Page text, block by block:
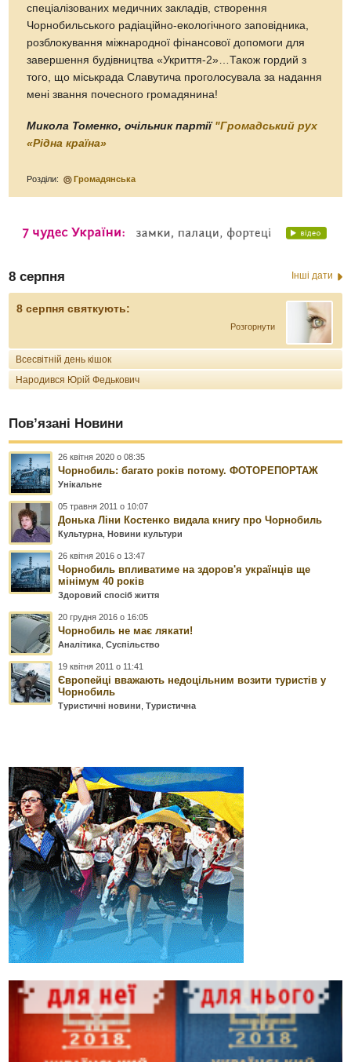
спеціалізованих медичних закладів, створення
Чорнобильського радіаційно-екологічного заповідника,
розблокування міжнародної фінансової допомоги для
завершення будівництва «Укриття-2»…Також гордий з
того, що міськрада Славутича проголосувала за надання
мені звання почесного громадянина!
Микола Томенко, очільник партії "Громадський рух
«Рідна країна»
Розділи: Громадянська
8 серпня Інші дати
8 серпня святкують:
Розгорнути
Всесвітній день кішок
Народився Юрій Федькович
Пов’язані Новини
26 квітня 2020 о 08:35
Чорнобиль: багато років потому. ФОТОРЕПОРТАЖ
Унікальне
05 травня 2011 о 10:07
Донька Ліни Костенко видала книгу про Чорнобиль
Культурна ,Новини культури
26 квітня 2016 о 13:47
Чорнобиль впливатиме на здоров'я українців ще
мінімум 40 років
Здоровий спосіб життя
20 грудня 2016 о 16:05
Чорнобиль не має лякати!
Аналітика ,Суспільство
19 квітня 2011 о 11:41
Європейці вважають недоцільним возити туристів у
Чорнобиль
Туристичні новини ,Туристична